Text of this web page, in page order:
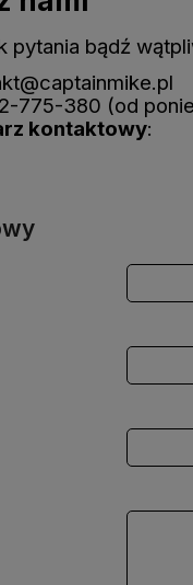
pytania bądź
775-380 (od
kontaktowy: